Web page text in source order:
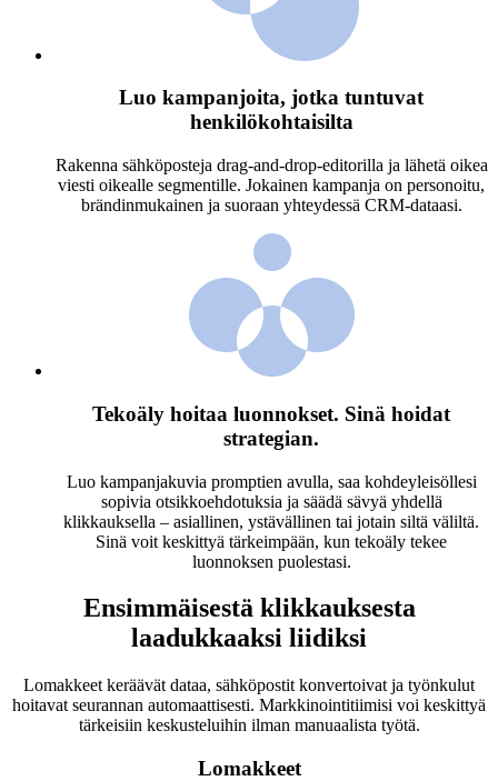
Luo kampanjoita, jotka tuntuvat
henkilökohtaisilta
Rakenna sähköposteja drag-and-drop-editorilla ja lähetä oikea
viesti oikealle segmentille. Jokainen kampanja on personoitu,
brändinmukainen ja suoraan yhteydessä CRM-dataasi.
Tekoäly hoitaa luonnokset. Sinä hoidat
strategian.
Luo kampanjakuvia promptien avulla, saa kohdeyleisöllesi
sopivia otsikkoehdotuksia ja säädä sävyä yhdellä
klikkauksella – asiallinen, ystävällinen tai jotain siltä väliltä.
Sinä voit keskittyä tärkeimpään, kun tekoäly tekee
luonnoksen puolestasi.
Ensimmäisestä klikkauksesta
laadukkaaksi liidiksi
Lomakkeet keräävät dataa, sähköpostit konvertoivat ja työnkulut
hoitavat seurannan automaattisesti. Markkinointitiimisi voi keskittyä
tärkeisiin keskusteluihin ilman manuaalista työtä.
Lomakkeet